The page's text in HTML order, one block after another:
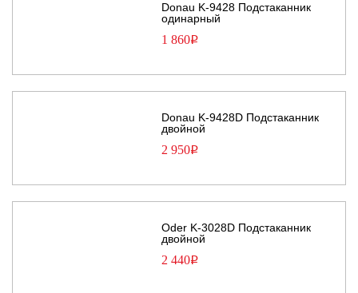
Donau K-9428 Подстаканник
одинарный
1 860Р
Donau K-9428D Подстаканник
двойной
2 950Р
Oder K-3028D Подстаканник
двойной
2 440Р